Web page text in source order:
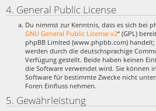
4. General Public License
Du nimmst zur Kenntnis, dass es sich bei
GNU General Public License v2“ (GPL)
phpBB Limited (www.phpbb.com)
werden durch die deutschsprachige
Verfügung gestellt. Beide haben keinen
die Software verwendet wird. Sie können
Software für bestimmte Zwecke nicht
Foren Einfluss nehmen.
5. Gewährleistung